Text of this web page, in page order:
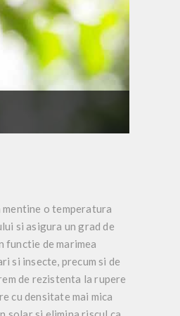
o temperatura
si asigura un grad de
functie de marimea
si insecte, precum si de
de rezistenta la rupere
cu densitate mai mica